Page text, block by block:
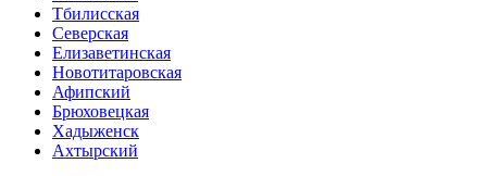
Тбилисская
Северская
Елизаветинская
Новотитаровская
Афипский
Брюховецкая
Хадыженск
Ахтырский